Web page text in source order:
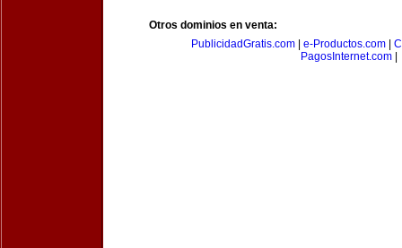
Otros dominios en venta:
PublicidadGratis.com
e-Productos.com
PagosInternet.com